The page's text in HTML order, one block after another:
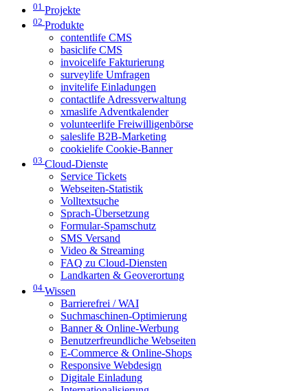
01 Projekte
02 Produkte
contentlife CMS
basiclife CMS
invoicelife Fakturierung
surveylife Umfragen
invitelife Einladungen
contactlife Adressverwaltung
xmaslife Adventkalender
volunteerlife Freiwilligenbörse
saleslife B2B-Marketing
cookielife Cookie-Banner
03 Cloud-Dienste
Service Tickets
Webseiten-Statistik
Volltextsuche
Sprach-Übersetzung
Formular-Spamschutz
SMS Versand
Video & Streaming
FAQ zu Cloud-Diensten
Landkarten & Geoverortung
04 Wissen
Barrierefrei / WAI
Suchmaschinen-Optimierung
Banner & Online-Werbung
Benutzerfreundliche Webseiten
E-Commerce & Online-Shops
Responsive Webdesign
Digitale Einladung